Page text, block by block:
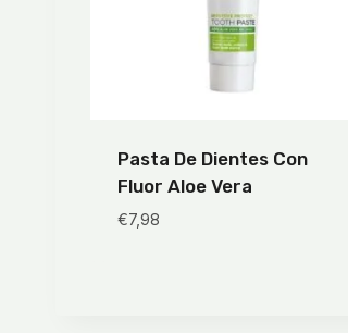
Pasta De Dientes Con
Fluor Aloe Vera
€7,98